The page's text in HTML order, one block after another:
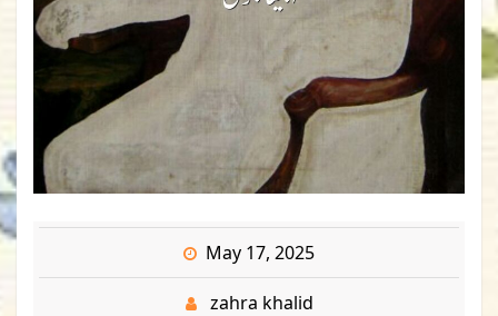
May 17, 2025
zahra khalid